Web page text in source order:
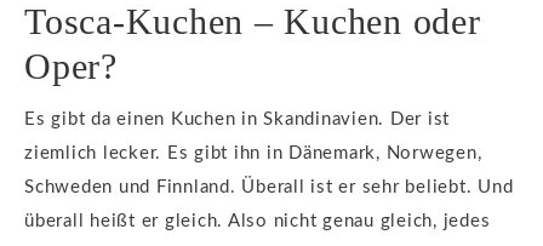
Tosca-Kuchen – Kuchen oder
Oper?
Es gibt da einen Kuchen in Skandinavien. Der ist
ziemlich lecker. Es gibt ihn in Dänemark, Norwegen,
Schweden und Finnland. Überall ist er sehr beliebt. Und
überall heißt er gleich. Also nicht genau gleich, jedes